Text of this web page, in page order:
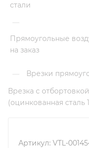
стали
—
Прямоугольные
на заказ
— Врезки
Врезка с
(оцинкованная сталь
Артикул: VTL-